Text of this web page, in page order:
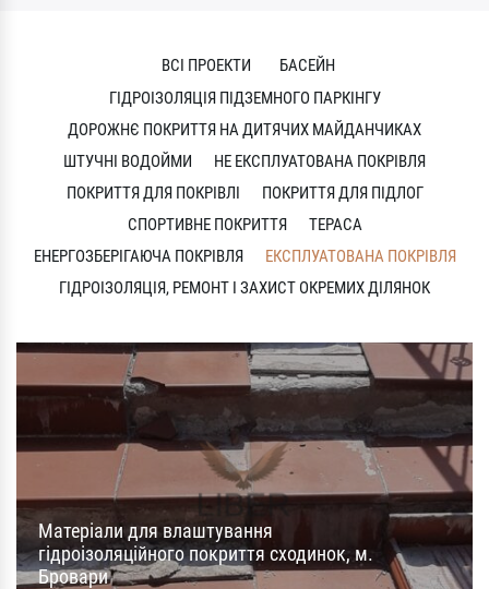
ВСІ ПРОЕКТИ
БАСЕЙН
ГІДРОІЗОЛЯЦІЯ ПІДЗЕМНОГО ПАРКІНГУ
ДОРОЖНЄ ПОКРИТТЯ НА ДИТЯЧИХ МАЙДАНЧИКАХ
ШТУЧНІ ВОДОЙМИ
НЕ ЕКСПЛУАТОВАНА ПОКРІВЛЯ
ПОКРИТТЯ ДЛЯ ПОКРІВЛІ
ПОКРИТТЯ ДЛЯ ПІДЛОГ
СПОРТИВНЕ ПОКРИТТЯ
ТЕРАСА
ЕНЕРГОЗБЕРІГАЮЧА ПОКРІВЛЯ
ЕКСПЛУАТОВАНА ПОКРІВЛЯ
ГІДРОІЗОЛЯЦІЯ, РЕМОНТ І ЗАХИСТ ОКРЕМИХ ДІЛЯНОК
Матеріали для влаштування
гідроізоляційного покриття сходинок, м.
Бровари